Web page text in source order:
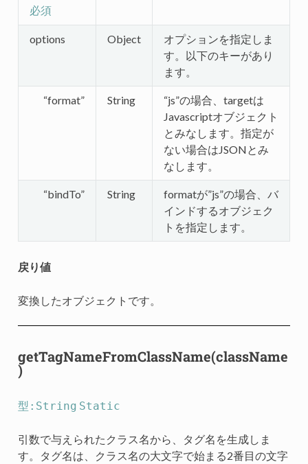
必須
options Object
オプションを指定しま
す。以下のキーがあり
ます。
“format” String
“js”の場合、targetは
Javascriptオブジェクト
とみなします。指定が
ない場合はJSONとみ
なします。
“bindTo” String
formatが”js”の場合、バ
インドするオブジェク
トを指定します。
戻り値
変換したオブジェクトです。
getTagNameFromClassName(className
)
型:String Static
引数で与えられたクラス名から、タグ名を生成しま
す。タグ名は、クラス名の大文字で始まる2番目の文字